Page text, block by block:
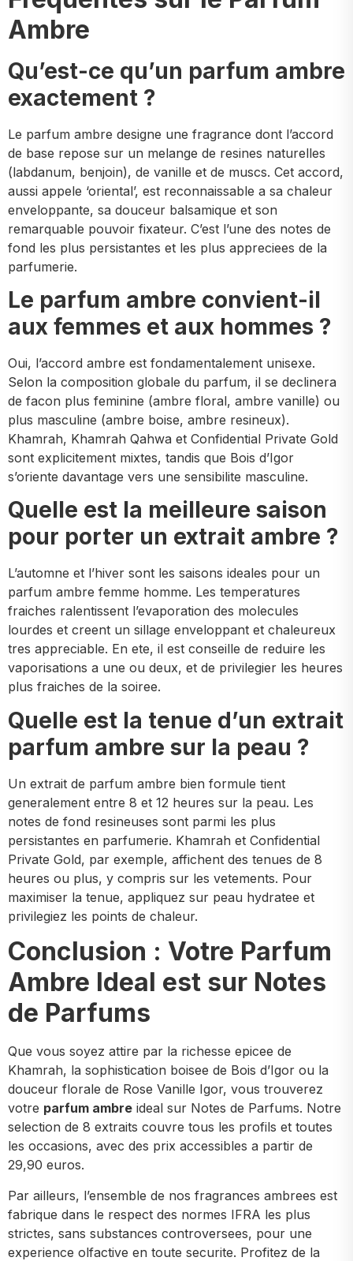
Ambre
Qu’est-ce qu’un parfum ambre
exactement ?
Le parfum ambre designe une fragrance dont l’accord
de base repose sur un melange de resines naturelles
(labdanum, benjoin), de vanille et de muscs. Cet accord,
aussi appele ‘oriental’, est reconnaissable a sa chaleur
enveloppante, sa douceur balsamique et son
remarquable pouvoir fixateur. C’est l’une des notes de
fond les plus persistantes et les plus appreciees de la
parfumerie.
Le parfum ambre convient-il
aux femmes et aux hommes ?
Oui, l’accord ambre est fondamentalement unisexe.
Selon la composition globale du parfum, il se declinera
de facon plus feminine (ambre floral, ambre vanille) ou
plus masculine (ambre boise, ambre resineux).
Khamrah, Khamrah Qahwa et Confidential Private Gold
sont explicitement mixtes, tandis que Bois d’Igor
s’oriente davantage vers une sensibilite masculine.
Quelle est la meilleure saison
pour porter un extrait ambre ?
L’automne et l’hiver sont les saisons ideales pour un
parfum ambre femme homme. Les temperatures
fraiches ralentissent l’evaporation des molecules
lourdes et creent un sillage enveloppant et chaleureux
tres appreciable. En ete, il est conseille de reduire les
vaporisations a une ou deux, et de privilegier les heures
plus fraiches de la soiree.
Quelle est la tenue d’un extrait
parfum ambre sur la peau ?
Un extrait de parfum ambre bien formule tient
generalement entre 8 et 12 heures sur la peau. Les
notes de fond resineuses sont parmi les plus
persistantes en parfumerie. Khamrah et Confidential
Private Gold, par exemple, affichent des tenues de 8
heures ou plus, y compris sur les vetements. Pour
maximiser la tenue, appliquez sur peau hydratee et
privilegiez les points de chaleur.
Conclusion : Votre Parfum
Ambre Ideal est sur Notes
de Parfums
Que vous soyez attire par la richesse epicee de
Khamrah, la sophistication boisee de Bois d’Igor ou la
douceur florale de Rose Vanille Igor, vous trouverez
votre parfum ambre ideal sur Notes de Parfums. Notre
selection de 8 extraits couvre tous les profils et toutes
les occasions, avec des prix accessibles a partir de
29,90 euros.
Par ailleurs, l’ensemble de nos fragrances ambrees est
fabrique dans le respect des normes IFRA les plus
strictes, sans substances controversees, pour une
experience olfactive en toute securite. Profitez de la